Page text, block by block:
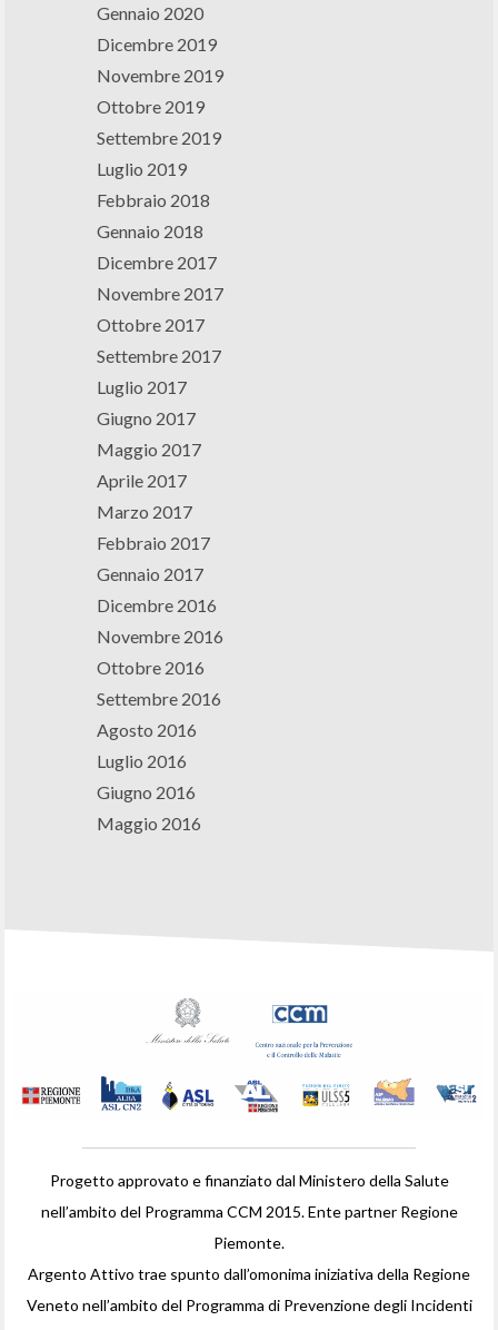
Gennaio 2020
Dicembre 2019
Novembre 2019
Ottobre 2019
Settembre 2019
Luglio 2019
Febbraio 2018
Gennaio 2018
Dicembre 2017
Novembre 2017
Ottobre 2017
Settembre 2017
Luglio 2017
Giugno 2017
Maggio 2017
Aprile 2017
Marzo 2017
Febbraio 2017
Gennaio 2017
Dicembre 2016
Novembre 2016
Ottobre 2016
Settembre 2016
Agosto 2016
Luglio 2016
Giugno 2016
Maggio 2016
Progetto approvato e finanziato dal Ministero della Salute
nell’ambito del Programma CCM 2015. Ente partner Regione
Piemonte.
Argento Attivo trae spunto dall’omonima iniziativa della Regione
Veneto nell’ambito del Programma di Prevenzione degli Incidenti